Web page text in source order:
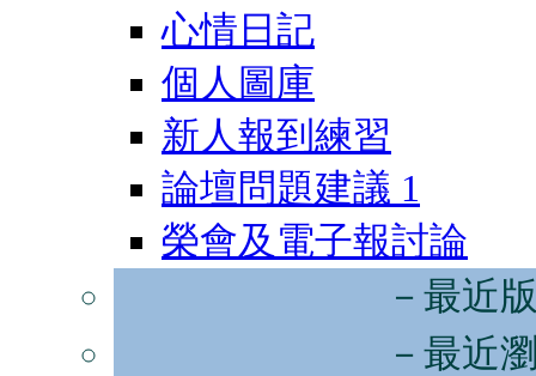
心情日記
個人圖庫
新人報到練習
論壇問題建議 1
榮會及電子報討論
－最近
－最近